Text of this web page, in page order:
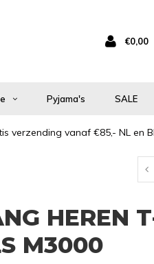
€0,00
Pyjama's SALE
verzending vanaf €85,- NL en
HEREN
M3000